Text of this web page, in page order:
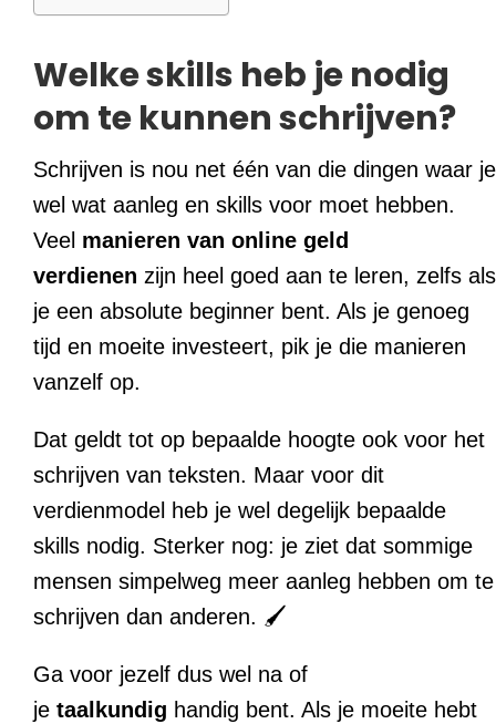
Welke skills heb je nodig
om te kunnen schrijven?
Schrijven is nou net één van die dingen waar je
wel wat aanleg en skills voor moet hebben.
Veel manieren van online geld
verdienen zijn heel goed aan te leren, zelfs als
je een absolute beginner bent. Als je genoeg
tijd en moeite investeert, pik je die manieren
vanzelf op.
Dat geldt tot op bepaalde hoogte ook voor het
schrijven van teksten. Maar voor dit
verdienmodel heb je wel degelijk bepaalde
skills nodig. Sterker nog: je ziet dat sommige
mensen simpelweg meer aanleg hebben om te
schrijven dan anderen. 🖌
Ga voor jezelf dus wel na of
je taalkundig handig bent. Als je moeite hebt